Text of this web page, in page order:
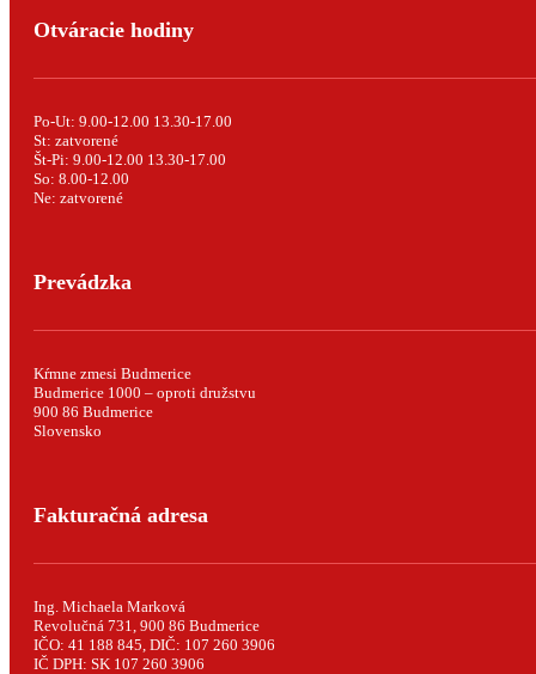
Otváracie hodiny
Po-Ut: 9.00-12.00 13.30-17.00
St: zatvorené
Št-Pi: 9.00-12.00 13.30-17.00
So: 8.00-12.00
Ne: zatvorené
Prevádzka
Kŕmne zmesi Budmerice
Budmerice 1000 – oproti družstvu
900 86 Budmerice
Slovensko
Fakturačná adresa
Ing. Michaela Marková
Revolučná 731, 900 86 Budmerice
IČO: 41 188 845, DIČ: 107 260 3906
IČ DPH: SK 107 260 3906